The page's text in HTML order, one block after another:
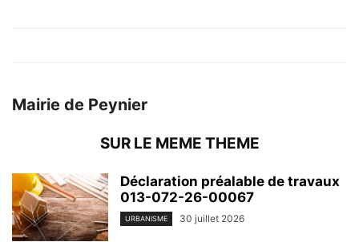
Mairie de Peynier
SUR LE MEME THEME
Déclaration préalable de travaux
013-072-26-00067
URBANISME 30 juillet 2026